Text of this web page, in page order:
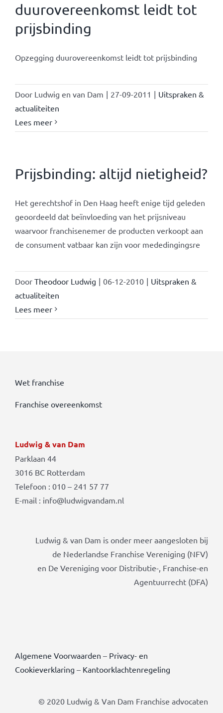
duurovereenkomst leidt tot
prijsbinding
Opzegging duurovereenkomst leidt tot prijsbinding
Door Ludwig en van Dam | 27-09-2011 | Uitspraken &
actualiteiten
Lees meer
Prijsbinding: altijd nietigheid?
Het gerechtshof in Den Haag heeft enige tijd geleden
geoordeeld dat beïnvloeding van het prijsniveau
waarvoor franchisenemer de producten verkoopt aan
de consument vatbaar kan zijn voor mededingingsre
Door Theodoor Ludwig | 06-12-2010 | Uitspraken &
actualiteiten
Lees meer
Wet franchise
Franchise overeenkomst
Ludwig & van Dam
Parklaan 44
3016 BC Rotterdam
Telefoon : 010 – 241 57 77
E-mail : info@ludwigvandam.nl
Ludwig & van Dam is onder meer aangesloten bij
de Nederlandse Franchise Vereniging (NFV)
en De Vereniging voor Distributie-, Franchise-en
Agentuurrecht (DFA)
Algemene Voorwaarden – Privacy- en
Cookieverklaring – Kantoorklachtenregeling
© 2020 Ludwig & Van Dam Franchise advocaten